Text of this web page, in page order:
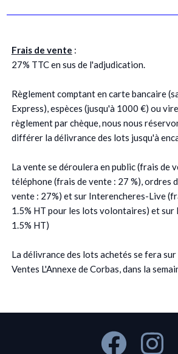
Frais de vente :
27% TTC en sus de l'adjudication.
Règlement comptant en carte bancaire
Express), espèces (jusqu'à 1000 €) ou
règlement par chèque, nous nous
différer la délivrance des lots jusqu'à
La vente se déroulera en public (frais de
téléphone (frais de vente : 27 %), ordres
vente : 27%) et sur Interencheres-Live
1.5% HT pour les lots volontaires) et sur
1.5% HT)
La délivrance des lots achetés se fera
Ventes L'Annexe de Corbas, dans la